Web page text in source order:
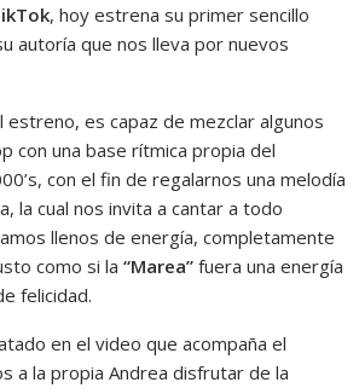
, hoy estrena su primer sencillo
autoría que nos lleva por nuevos
estreno, es capaz de mezclar algunos
con una base rítmica propia del
con el fin de regalarnos una melodía
la cual nos invita a cantar a todo
llenos de energía, completamente
como si la“Marea” fuera una energía
felicidad.
en el video que acompaña el
a la propia Andrea disfrutar de la